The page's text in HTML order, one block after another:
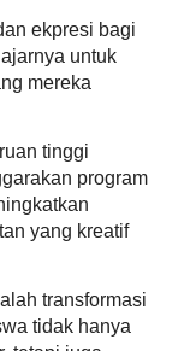
ekpresi bagi
untuk
mereka
tinggi
program
yang kreatif
transformasi
tidak hanya